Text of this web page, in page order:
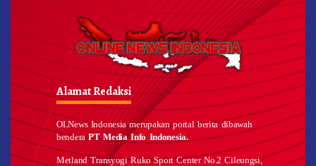
Alamat Redaksi
OLNews Indonesia merupakan portal berita dibawah
benderaPT Media Info Indonesia.
Metland Transyogi Ruko Sport Center No.2 Cileungsi,